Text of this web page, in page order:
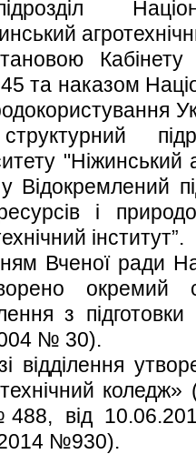
Кабінету
та наказом
"Ніжинський
Відокремлений
і
інститут”.
Вченої ради
окремий
з
№ 30).
відділення
від
№930).